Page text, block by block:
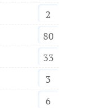
2
80
33
3
6